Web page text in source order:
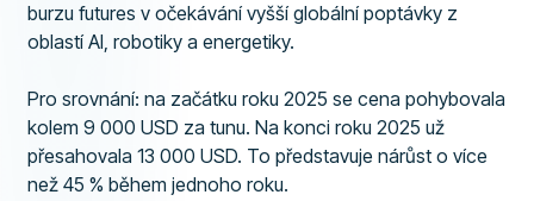
burzu futures v očekávání vyšší globální poptávky z
oblastí AI, robotiky a energetiky.
Pro srovnání: na začátku roku 2025 se cena pohybovala
kolem 9 000 USD za tunu. Na konci roku 2025 už
přesahovala 13 000 USD. To představuje nárůst o více
než 45 % během jednoho roku.